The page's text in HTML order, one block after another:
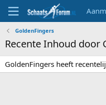
GoldenFingers
Recente Inhoud door
GoldenFingers heeft